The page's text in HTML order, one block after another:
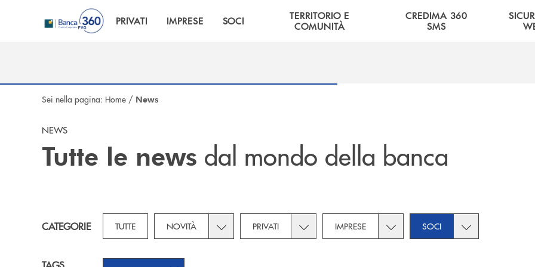
Salta al contenuto principale
PRIVATI IMPRESE SOCI
TERRITORIO E
COMUNITÀ
CREDIMA 360
SMS
Sei nella pagina: Home / News
NEWS
Tutte le news dal mondo della banca
CATEGORIE TUTTE NOVITÀ Toggle subcategories dropdown for Novità
PRIVATI Toggle subcategories dropdown for Privati
IMPRESE Toggle subcategories dropdown for
SOCI Toggle